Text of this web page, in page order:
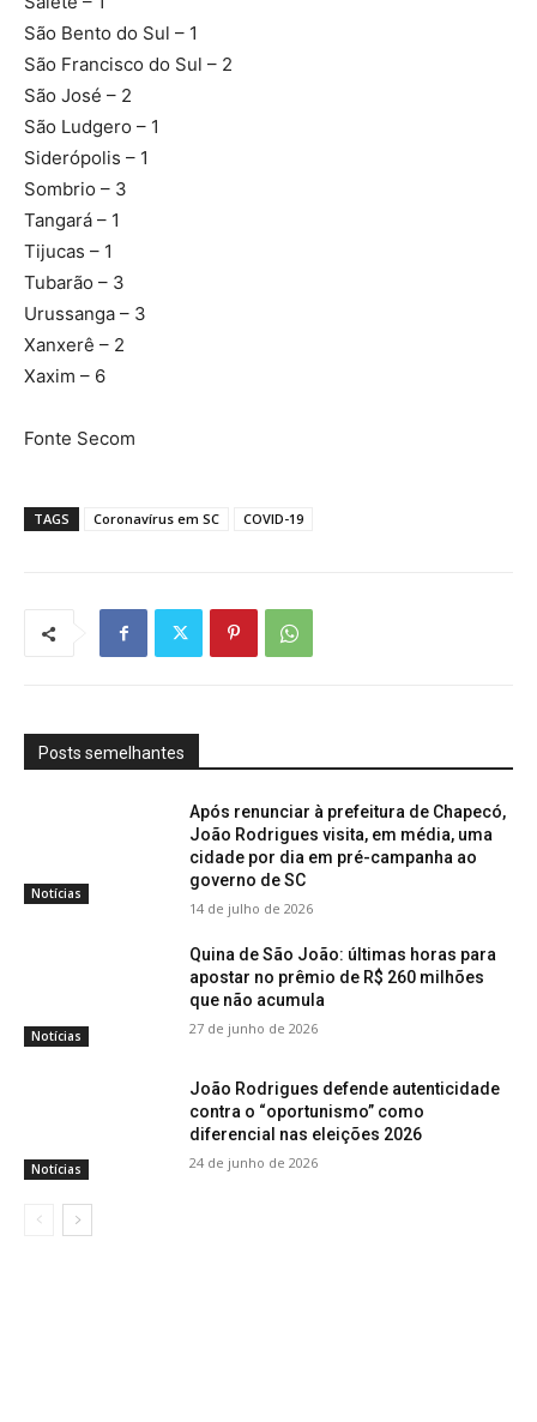
São Bento do Sul – 1
São Francisco do Sul – 2
São José – 2
São Ludgero – 1
Siderópolis – 1
Sombrio – 3
Tangará – 1
Tijucas – 1
Tubarão – 3
Urussanga – 3
Xanxerê – 2
Xaxim – 6
Fonte Secom
TAGS Coronavírus em SC COVID-19
Posts semelhantes
Notícias
Após renunciar à prefeitura de Chapecó,
João Rodrigues visita, em média, uma
cidade por dia em pré-campanha ao
governo de SC
14 de julho de 2026
Notícias
Quina de São João: últimas horas para
apostar no prêmio de R$ 260 milhões
que não acumula
27 de junho de 2026
Notícias
João Rodrigues defende autenticidade
contra o “oportunismo” como
diferencial nas eleições 2026
24 de junho de 2026